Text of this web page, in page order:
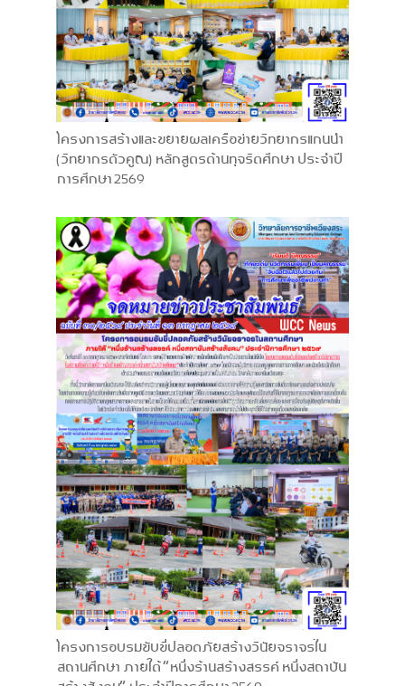
โครงการสร้างและขยายผลเครือข่ายวิทยากรแกนนำ
(วิทยากรตัวคูณ) หลักสูตรต้านทุจริตศึกษา ประจำปี
การศึกษา 2569
โครงการอบรมขับขี่ปลอดภัยสร้างวินัยจราจรใน
สถานศึกษา ภายใต้ “หนึ่งร้านสร้างสรรค์ หนึ่งสถาบัน